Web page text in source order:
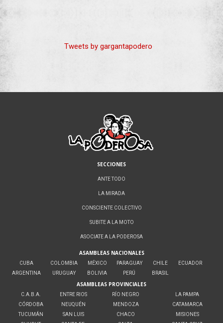
Tweets by gargantapodero
SECCIONES
ANTE TODO
LA MIRADA
CONSCIENTE COLECTIVO
SUBITE A LA MOTO
ASOCIATE A LA PODEROSA
ASAMBLEAS NACIONALES
CUBA
ARGENTINA
COLOMBIA
URUGUAY
MÉXICO
BOLIVIA
PARAGUAY
PERÚ
CHILE
BRASIL
ECUADOR
ASAMBLEAS PROVINCIALES
C.A.B.A.
CÓRDOBA
TUCUMÁN
ENTRE RIOS
NEUQUÉN
SAN LUIS
RÍO NEGRO
MENDOZA
CHACO
LA PAMPA
CATAMARCA
MISIONES